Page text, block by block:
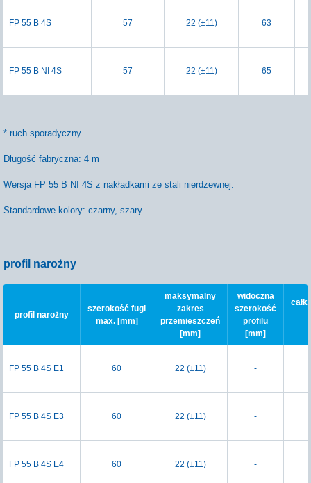
FP 55 B 4S 57 22 (±11) 63
FP 55 B NI 4S 57 22 (±11) 65
* ruch sporadyczny
Długość fabryczna: 4 m
Wersja FP 55 B NI 4S z nakładkami ze stali nierdzewnej.
Standardowe kolory: czarny, szary
profil narożny
profil narożny
szerokość fugi
max. [mm]
maksymalny
zakres
przemieszczeń
[mm]
widoczna
szerokość
profilu
[mm]
FP 55 B 4S E1 60 22 (±11) -
FP 55 B 4S E3 60 22 (±11) -
FP 55 B 4S E4 60 22 (±11) -